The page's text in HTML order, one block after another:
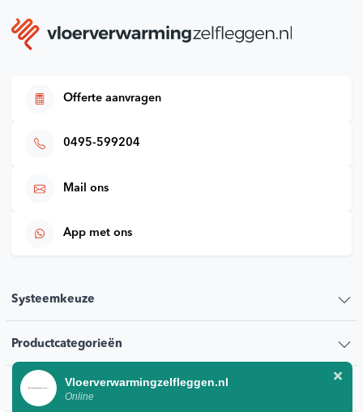
Offerte aanvragen
0495-599204
Mail ons
App met ons
Systeemkeuze
Productcategorieën
Klantenservice
Vloerverwarmingzelfleggen.nl
Online